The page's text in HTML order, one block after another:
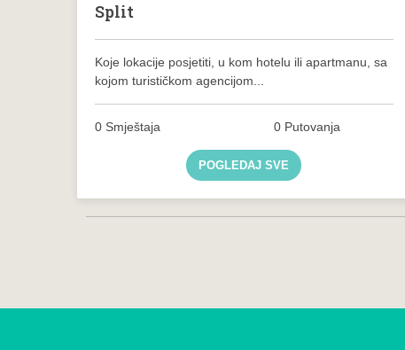
Split
Koje lokacije posjetiti, u kom hotelu ili apartmanu, sa
kojom turističkom agencijom...
0 Smještaja 0 Putovanja
POGLEDAJ SVE